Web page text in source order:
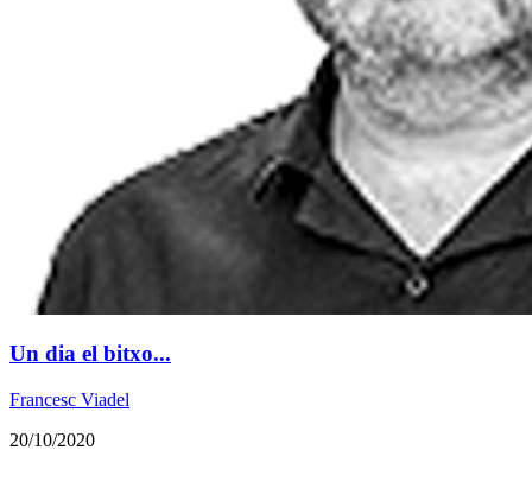
Un dia el bitxo...
Francesc Viadel
20/10/2020